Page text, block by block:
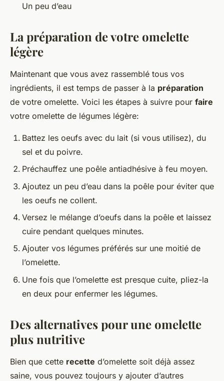
Un peu d’eau
La préparation de votre omelette
légère
Maintenant que vous avez rassemblé tous vos
ingrédients, il est temps de passer à la préparation
de votre omelette. Voici les étapes à suivre pour faire
votre omelette de légumes légère:
Battez les oeufs avec du lait (si vous utilisez), du
sel et du poivre.
Préchauffez une poêle antiadhésive à feu moyen.
Ajoutez un peu d’eau dans la poêle pour éviter que
les oeufs ne collent.
Versez le mélange d’oeufs dans la poêle et laissez
cuire pendant quelques minutes.
Ajouter vos légumes préférés sur une moitié de
l’omelette.
Une fois que l’omelette est presque cuite, pliez-la
en deux pour enfermer les légumes.
Des alternatives pour une omelette
plus nutritive
Bien que cette recette d’omelette soit déjà assez
saine, vous pouvez toujours y ajouter d’autres